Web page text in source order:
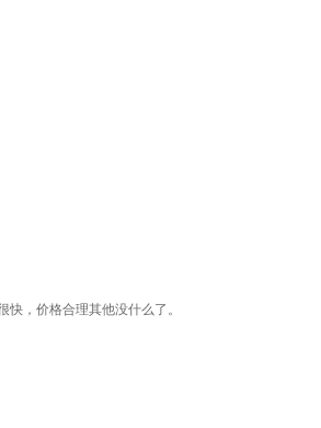
，价格合理其他没什么了。